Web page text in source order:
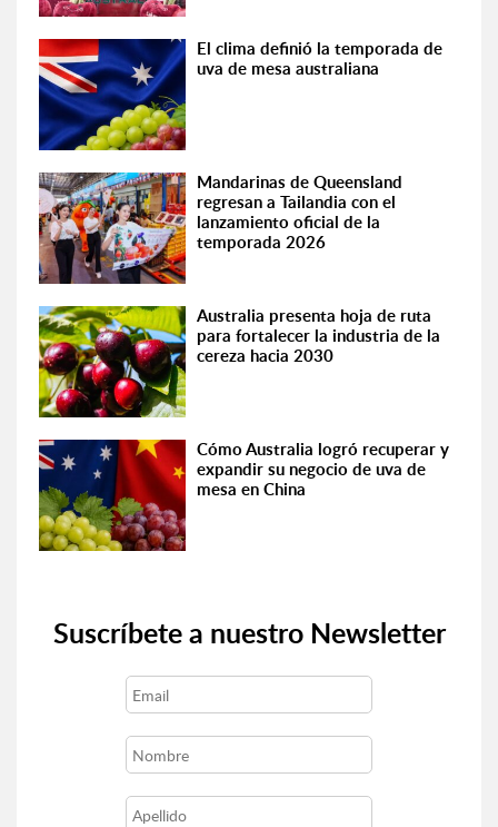
El clima definió la temporada de
uva de mesa australiana
Mandarinas de Queensland
regresan a Tailandia con el
lanzamiento oficial de la
temporada 2026
Australia presenta hoja de ruta
para fortalecer la industria de la
cereza hacia 2030
Cómo Australia logró recuperar y
expandir su negocio de uva de
mesa en China
Suscríbete a nuestro Newsletter